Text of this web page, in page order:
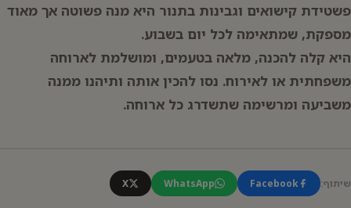
פשטידת קישואים וגבינות בתנור היא מנה פשוטה אך מאוד
מספקת, שמתאימה לכל יום בשבוע.
היא קלה להכנה, מלאה בטעמים, ומושלמת לארוחה
משפחתית או לאירוח. נסו להכין אותה ותיהנו ממנה
משביעה ומרשימה שתשדרג כל ארוחה.
שיתוף: Facebook
WhatsApp
X